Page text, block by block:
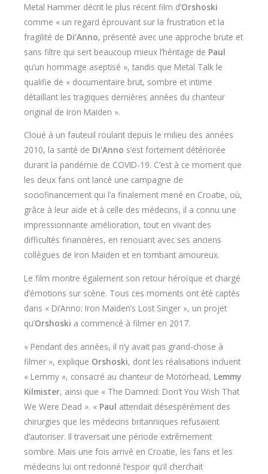
Metal Hammer décrit le plus récent film d’Orshoski
comme « un regard éprouvant sur la frustration et la
fragilité de Di’Anno, présenté avec une approche brute et
sans filtre qui sert beaucoup mieux l’héritage de Paul
qu’un hommage aseptisé », tandis que Metal Talk le
qualifie de « documentaire brut, sombre et intime
détaillant les tragiques dernières années du chanteur
original de Iron Maiden ».
Cloué à un fauteuil roulant depuis le milieu des années
2010, la santé de Di’Anno s’est fortement détériorée
durant la pandémie de COVID-19. C’est à ce moment que
les deux fans ont lancé une campagne de
sociofinancement qui l’a finalement mené en Croatie, où,
grâce à leur aide et à celle des médecins, il a connu une
impressionnante amélioration, tout en vivant des
difficultés financières, en renouant avec ses anciens
collègues de Iron Maiden et en tombant amoureux.
Le film montre également son retour héroïque et chargé
d’émotions sur scène. Tous ces moments ont été captés
dans « Di’Anno: Iron Maiden’s Lost Singer », un projet
qu’Orshoski a commencé à filmer en 2017.
« Pendant des années, il n’y avait pas grand-chose à
filmer », explique Orshoski, dont les réalisations incluent
« Lemmy », consacré au chanteur de Motörhead, Lemmy
Kilmister, ainsi que « The Damned: Don’t You Wish That
We Were Dead ». « Paul attendait désespérément des
chirurgies que les médecins britanniques refusaient
d’autoriser. Il traversait une période extrêmement
sombre. Mais une fois arrivé en Croatie, les fans et les
médecins lui ont redonné l’espoir qu’il cherchait